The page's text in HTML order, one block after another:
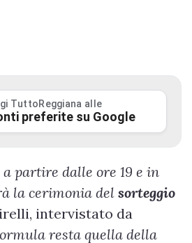
TuttoReggiana alle
preferite su Google
a partire dalle ore 19 e in
la cerimonia del sorteggio
intervistato da
resta quella della